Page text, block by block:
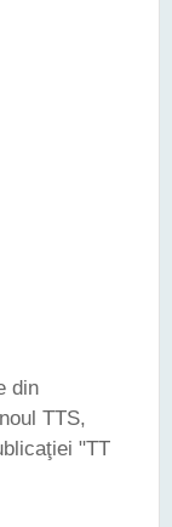
din
TTS,
"TT